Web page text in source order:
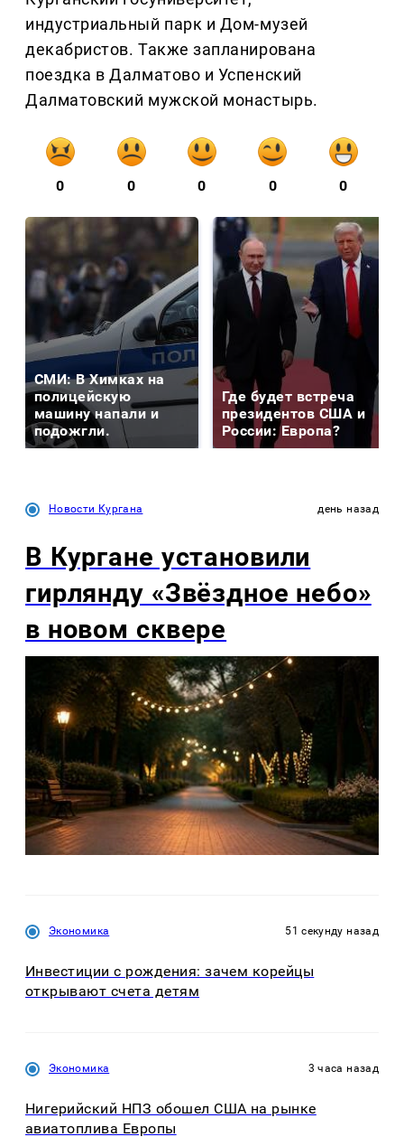
индустриальный парк и Дом-музей
декабристов. Также запланирована
поездка в Далматово и Успенский
Далматовский мужской монастырь.
0 0 0 0 0
СМИ: В Химках на
полицейскую
машину напали и
подожгли.
Где будет встреча
президентов США и
России: Европа?
Новости Кургана день назад
В Кургане установили
гирлянду «Звёздное небо»
в новом сквере
Экономика 51 секунду назад
Инвестиции с рождения: зачем корейцы
открывают счета детям
Экономика 3 часа назад
Нигерийский НПЗ обошел США на рынке
авиатоплива Европы